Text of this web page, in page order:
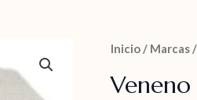
Inicio/ Marcas/